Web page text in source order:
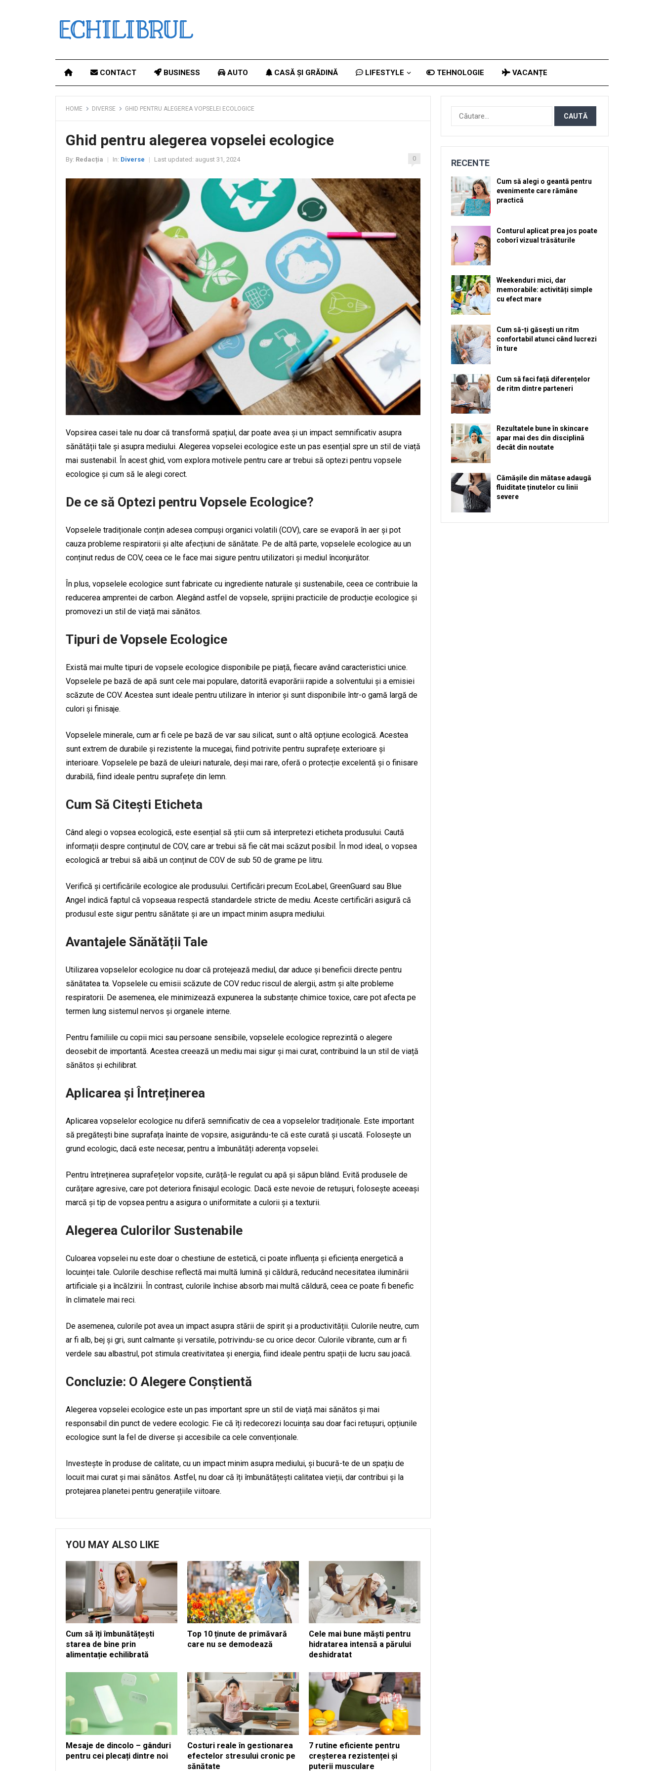
CONTACT BUSINESS AUTO CASĂ ȘI GRĂDINĂ LIFESTYLE TEHNOLOGIE VACANȚE
HOME DIVERSE GHID PENTRU ALEGEREA VOPSELEI ECOLOGICE
Ghid pentru alegerea vopselei ecologice
By: Redacția In: Diverse Last updated: august 31, 2024 0
Vopsirea casei tale nu doar că transformă spațiul, dar poate avea și un impact semnificativ asupra
sănătății tale și asupra mediului. Alegerea vopselei ecologice este un pas esențial spre un stil de viață
mai sustenabil. În acest ghid, vom explora motivele pentru care ar trebui să optezi pentru vopsele
ecologice și cum să le alegi corect.
De ce să Optezi pentru Vopsele Ecologice?
Vopselele tradiționale conțin adesea compuși organici volatili (COV), care se evaporă în aer și pot
cauza probleme respiratorii și alte afecțiuni de sănătate. Pe de altă parte, vopselele ecologice au un
conținut redus de COV, ceea ce le face mai sigure pentru utilizatori și mediul înconjurător.
În plus, vopselele ecologice sunt fabricate cu ingrediente naturale și sustenabile, ceea ce contribuie la
reducerea amprentei de carbon. Alegând astfel de vopsele, sprijini practicile de producție ecologice și
promovezi un stil de viață mai sănătos.
Tipuri de Vopsele Ecologice
Există mai multe tipuri de vopsele ecologice disponibile pe piață, fiecare având caracteristici unice.
Vopselele pe bază de apă sunt cele mai populare, datorită evaporării rapide a solventului și a emisiei
scăzute de COV. Acestea sunt ideale pentru utilizare în interior și sunt disponibile într-o gamă largă de
culori și finisaje.
Vopselele minerale, cum ar fi cele pe bază de var sau silicat, sunt o altă opțiune ecologică. Acestea
sunt extrem de durabile și rezistente la mucegai, fiind potrivite pentru suprafețe exterioare și
interioare. Vopselele pe bază de uleiuri naturale, deși mai rare, oferă o protecție excelentă și o finisare
durabilă, fiind ideale pentru suprafețe din lemn.
Cum Să Citești Eticheta
Când alegi o vopsea ecologică, este esențial să știi cum să interpretezi eticheta produsului. Caută
informații despre conținutul de COV, care ar trebui să fie cât mai scăzut posibil. În mod ideal, o vopsea
ecologică ar trebui să aibă un conținut de COV de sub 50 de grame pe litru.
Verifică și certificările ecologice ale produsului. Certificări precum EcoLabel, GreenGuard sau Blue
Angel indică faptul că vopseaua respectă standardele stricte de mediu. Aceste certificări asigură că
produsul este sigur pentru sănătate și are un impact minim asupra mediului.
Avantajele Sănătății Tale
Utilizarea vopselelor ecologice nu doar că protejează mediul, dar aduce și beneficii directe pentru
sănătatea ta. Vopselele cu emisii scăzute de COV reduc riscul de alergii, astm și alte probleme
respiratorii. De asemenea, ele minimizează expunerea la substanțe chimice toxice, care pot afecta pe
termen lung sistemul nervos și organele interne.
Pentru familiile cu copii mici sau persoane sensibile, vopselele ecologice reprezintă o alegere
deosebit de importantă. Acestea creează un mediu mai sigur și mai curat, contribuind la un stil de viață
sănătos și echilibrat.
Aplicarea și Întreținerea
Aplicarea vopselelor ecologice nu diferă semnificativ de cea a vopselelor tradiționale. Este important
să pregătești bine suprafața înainte de vopsire, asigurându-te că este curată și uscată. Folosește un
grund ecologic, dacă este necesar, pentru a îmbunătăți aderența vopselei.
Pentru întreținerea suprafețelor vopsite, curăță-le regulat cu apă și săpun blând. Evită produsele de
curățare agresive, care pot deteriora finisajul ecologic. Dacă este nevoie de retușuri, folosește aceeași
marcă și tip de vopsea pentru a asigura o uniformitate a culorii și a texturii.
Alegerea Culorilor Sustenabile
Culoarea vopselei nu este doar o chestiune de estetică, ci poate influența și eficiența energetică a
locuinței tale. Culorile deschise reflectă mai multă lumină și căldură, reducând necesitatea iluminării
artificiale și a încălzirii. În contrast, culorile închise absorb mai multă căldură, ceea ce poate fi benefic
în climatele mai reci.
De asemenea, culorile pot avea un impact asupra stării de spirit și a productivității. Culorile neutre, cum
ar fi alb, bej și gri, sunt calmante și versatile, potrivindu-se cu orice decor. Culorile vibrante, cum ar fi
verdele sau albastrul, pot stimula creativitatea și energia, fiind ideale pentru spații de lucru sau joacă.
Concluzie: O Alegere Conștientă
Alegerea vopselei ecologice este un pas important spre un stil de viață mai sănătos și mai
responsabil din punct de vedere ecologic. Fie că îți redecorezi locuința sau doar faci retușuri, opțiunile
ecologice sunt la fel de diverse și accesibile ca cele convenționale.
Investește în produse de calitate, cu un impact minim asupra mediului, și bucură-te de un spațiu de
locuit mai curat și mai sănătos. Astfel, nu doar că îți îmbunătățești calitatea vieții, dar contribui și la
protejarea planetei pentru generațiile viitoare.
YOU MAY ALSO LIKE
Cum să îți îmbunătățești
starea de bine prin
alimentație echilibrată
Top 10 ținute de primăvară
care nu se demodează
Cele mai bune măști pentru
hidratarea intensă a părului
deshidratat
Mesaje de dincolo – gânduri
pentru cei plecați dintre noi
Costuri reale în gestionarea
efectelor stresului cronic pe
sănătate
7 rutine eficiente pentru
creșterea rezistenței și
puterii musculare
Caută
după:
RECENTE
Cum să alegi o geantă pentru
evenimente care rămâne
practică
Conturul aplicat prea jos poate
coborî vizual trăsăturile
Weekenduri mici, dar
memorabile: activități simple
cu efect mare
Cum să-ți găsești un ritm
confortabil atunci când lucrezi
în ture
Cum să faci față diferențelor
de ritm dintre parteneri
Rezultatele bune în skincare
apar mai des din disciplină
decât din noutate
Cămășile din mătase adaugă
fluiditate ținutelor cu linii
severe